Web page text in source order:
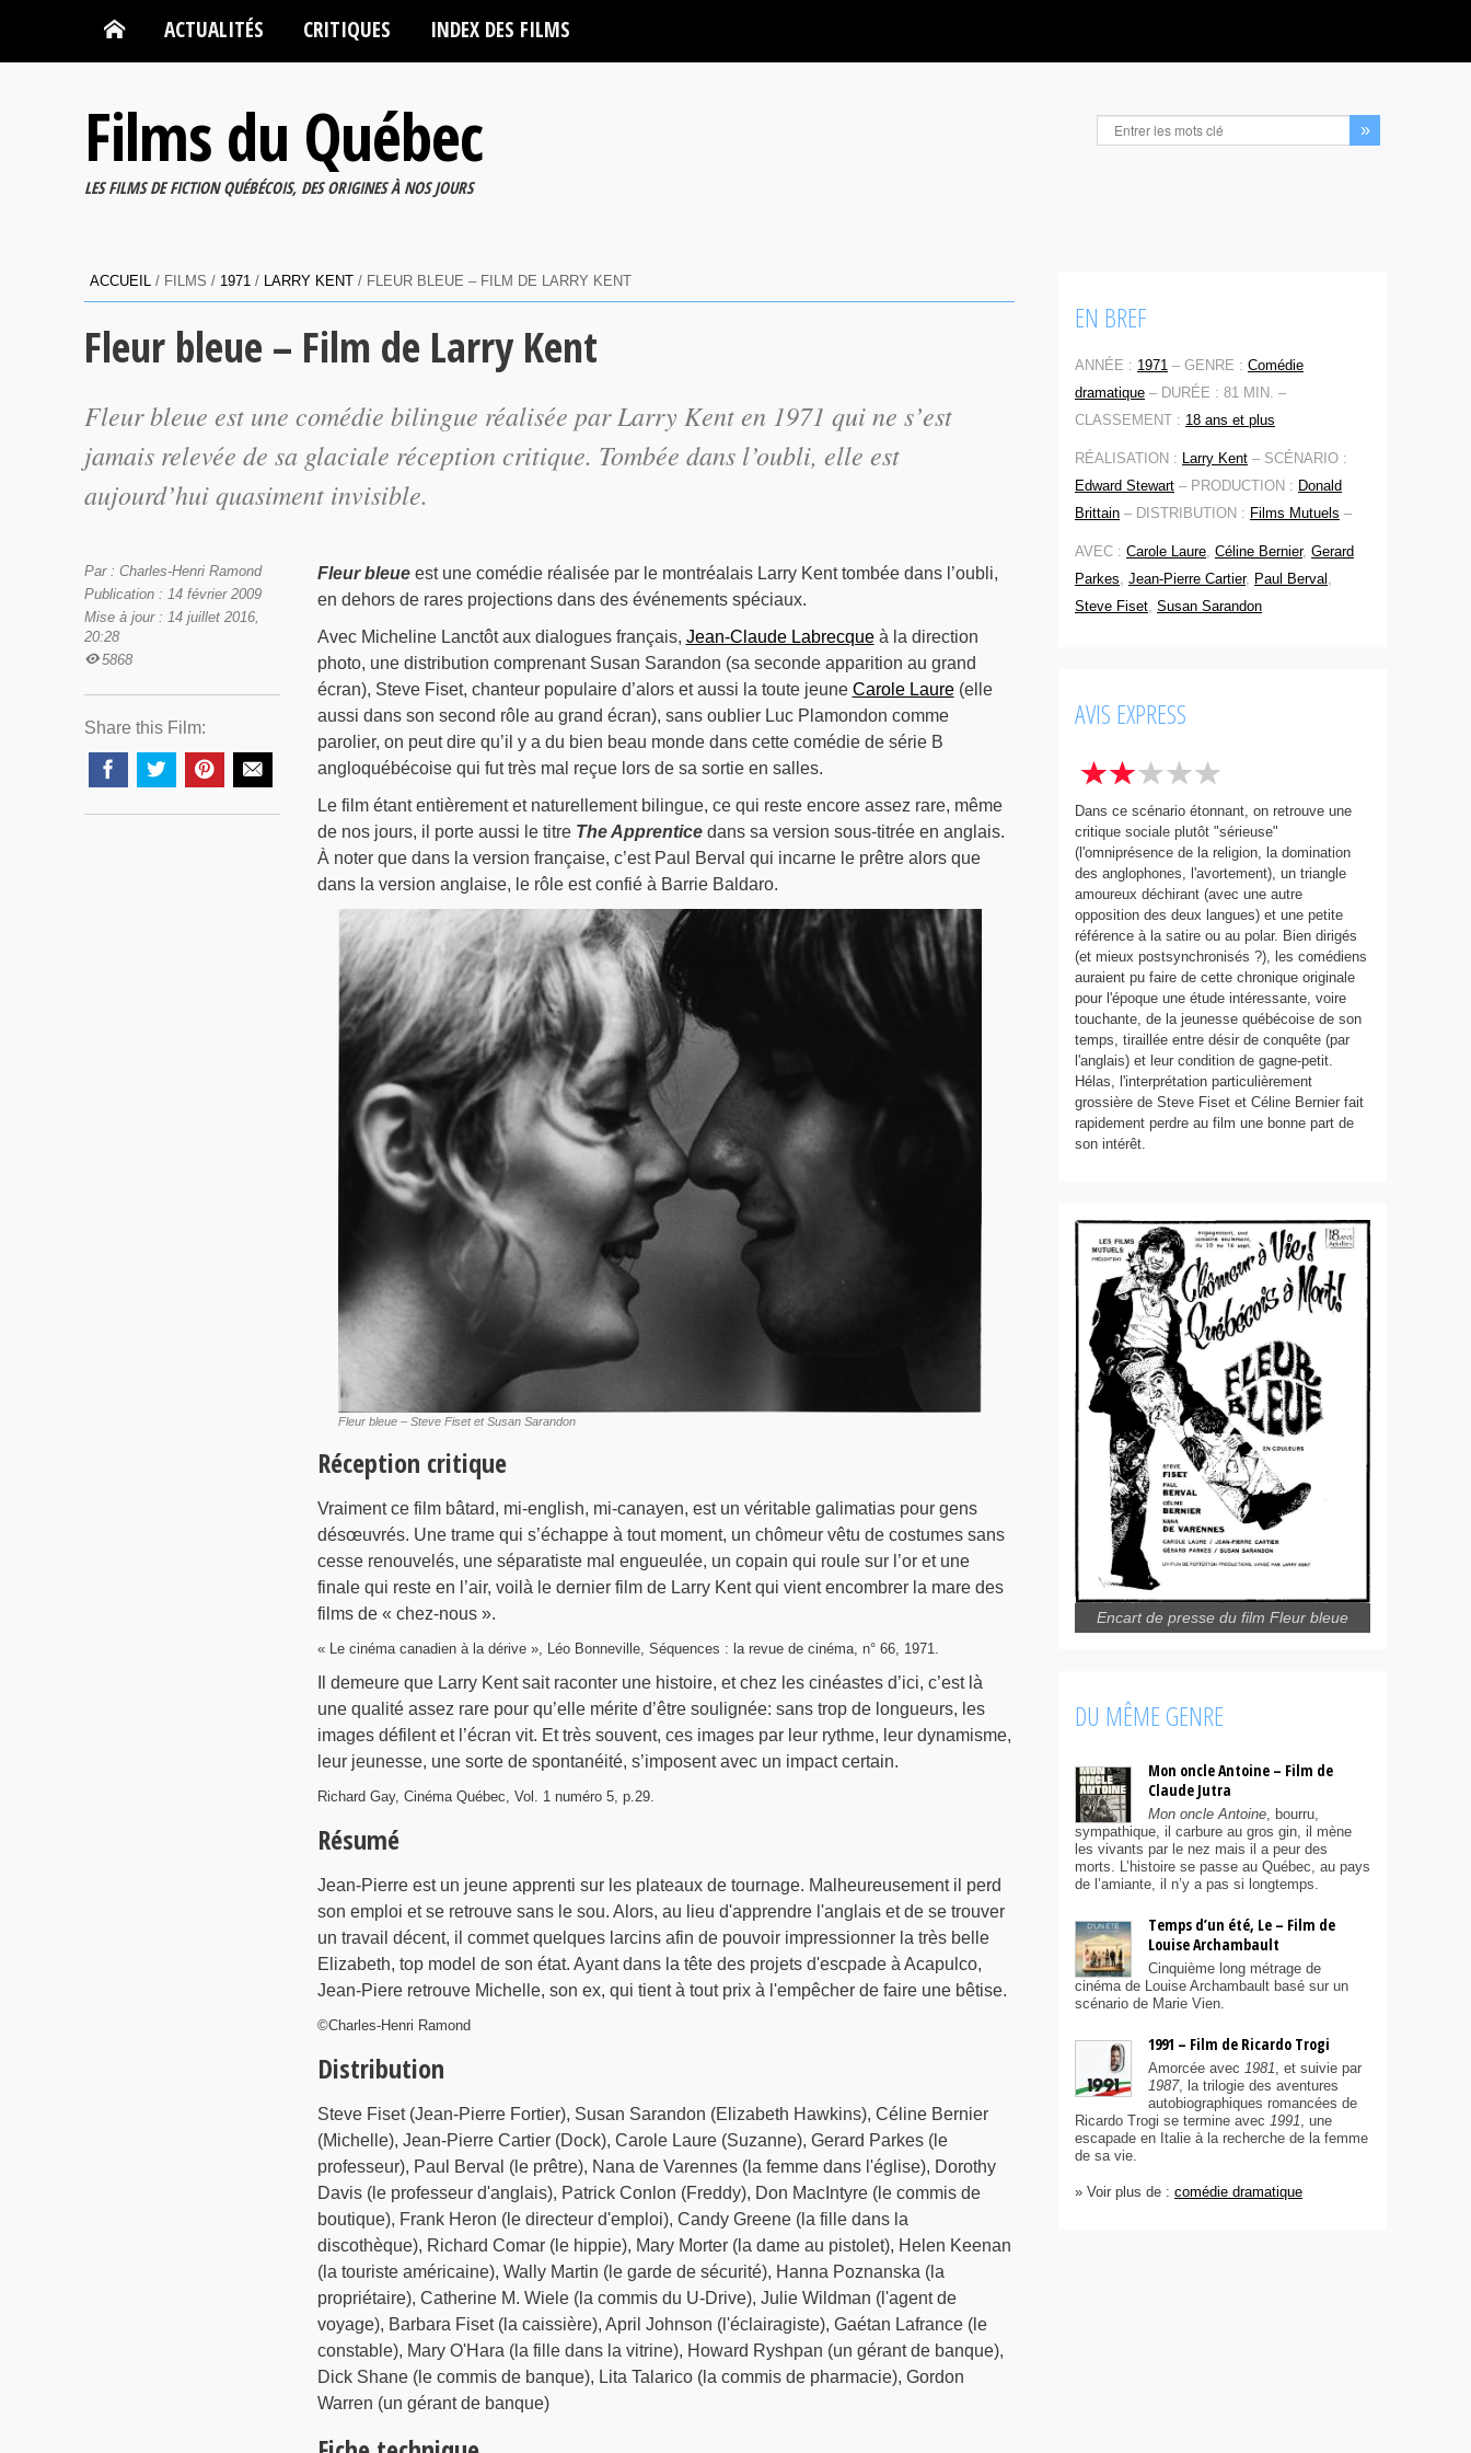
ACTUALITÉS CRITIQUES INDEX DES FILMS
Films du Québec
LES FILMS DE FICTION QUÉBÉCOIS, DES ORIGINES À NOS JOURS
ACCUEIL / FILMS / 1971 / LARRY KENT / FLEUR BLEUE – FILM DE LARRY KENT
Fleur bleue – Film de Larry Kent
Fleur bleue est une comédie bilingue réalisée par Larry Kent en 1971 qui ne s’est
jamais relevée de sa glaciale réception critique. Tombée dans l’oubli, elle est
aujourd’hui quasiment invisible.
Par : Charles-Henri Ramond
Publication : 14 février 2009
Mise à jour : 14 juillet 2016,
20:28
5868
Share this Film:
Fleur bleueest une comédie réalisée par le montréalais Larry Kent tombée dans l’oubli,
en dehors de rares projections dans des événements spéciaux.
Avec Micheline Lanctôt aux dialogues français, Jean-Claude Labrecqueà la direction
photo, une distribution comprenant Susan Sarandon (sa seconde apparition au grand
écran), Steve Fiset, chanteur populaire d’alors et aussi la toute jeune Carole Laure(elle
aussi dans son second rôle au grand écran), sans oublier Luc Plamondon comme
parolier, on peut dire qu’il y a du bien beau monde dans cette comédie de série B
angloquébécoise qui fut très mal reçue lors de sa sortie en salles.
Le film étant entièrement et naturellement bilingue, ce qui reste encore assez rare, même
de nos jours, il porte aussi le titre The Apprenticedans sa version sous-titrée en anglais.
À noter que dans la version française, c’est Paul Berval qui incarne le prêtre alors que
dans la version anglaise, le rôle est confié à Barrie Baldaro.
Fleur bleue – Steve Fiset et Susan Sarandon
Réception critique
Vraiment ce film bâtard, mi-english, mi-canayen, est un véritable galimatias pour gens
désœuvrés. Une trame qui s’échappe à tout moment, un chômeur vêtu de costumes sans
cesse renouvelés, une séparatiste mal engueulée, un copain qui roule sur l’or et une
finale qui reste en l’air, voilà le dernier film de Larry Kent qui vient encombrer la mare des
films de « chez-nous ».
« Le cinéma canadien à la dérive », Léo Bonneville, Séquences : la revue de cinéma, n° 66, 1971.
Il demeure que Larry Kent sait raconter une histoire, et chez les cinéastes d’ici, c’est là
une qualité assez rare pour qu’elle mérite d’être soulignée: sans trop de longueurs, les
images défilent et l’écran vit. Et très souvent, ces images par leur rythme, leur dynamisme,
leur jeunesse, une sorte de spontanéité, s’imposent avec un impact certain.
Richard Gay, Cinéma Québec, Vol. 1 numéro 5, p.29.
Résumé
Jean-Pierre est un jeune apprenti sur les plateaux de tournage. Malheureusement il perd
son emploi et se retrouve sans le sou. Alors, au lieu d'apprendre l'anglais et de se trouver
un travail décent, il commet quelques larcins afin de pouvoir impressionner la très belle
Elizabeth, top model de son état. Ayant dans la tête des projets d'escpade à Acapulco,
Jean-Piere retrouve Michelle, son ex, qui tient à tout prix à l'empêcher de faire une bêtise.
©Charles-Henri Ramond
Distribution
Steve Fiset (Jean-Pierre Fortier), Susan Sarandon (Elizabeth Hawkins), Céline Bernier
(Michelle), Jean-Pierre Cartier (Dock), Carole Laure (Suzanne), Gerard Parkes (le
professeur), Paul Berval (le prêtre), Nana de Varennes (la femme dans l'église), Dorothy
Davis (le professeur d'anglais), Patrick Conlon (Freddy), Don MacIntyre (le commis de
boutique), Frank Heron (le directeur d'emploi), Candy Greene (la fille dans la
discothèque), Richard Comar (le hippie), Mary Morter (la dame au pistolet), Helen Keenan
(la touriste américaine), Wally Martin (le garde de sécurité), Hanna Poznanska (la
propriétaire), Catherine M. Wiele (la commis du U-Drive), Julie Wildman (l'agent de
voyage), Barbara Fiset (la caissière), April Johnson (l'éclairagiste), Gaétan Lafrance (le
constable), Mary O'Hara (la fille dans la vitrine), Howard Ryshpan (un gérant de banque),
Dick Shane (le commis de banque), Lita Talarico (la commis de pharmacie), Gordon
Warren (un gérant de banque)
EN BREF
ANNÉE : 1971 – GENRE : Comédie
dramatique – DURÉE : 81 MIN. –
CLASSEMENT : 18 ans et plus
RÉALISATION : Larry Kent – SCÉNARIO :
Edward Stewart – PRODUCTION : Donald
Brittain – DISTRIBUTION : Films Mutuels –
AVEC : Carole Laure, Céline Bernier, Gerard
Parkes, Jean-Pierre Cartier, Paul Berval ,
Steve Fiset, Susan Sarandon
AVIS EXPRESS
Dans ce scénario étonnant, on retrouve une
critique sociale plutôt "sérieuse"
(l'omniprésence de la religion, la domination
des anglophones, l'avortement), un triangle
amoureux déchirant (avec une autre
opposition des deux langues) et une petite
référence à la satire ou au polar. Bien dirigés
(et mieux postsynchronisés ?), les comédiens
auraient pu faire de cette chronique originale
pour l'époque une étude intéressante, voire
touchante, de la jeunesse québécoise de son
temps, tiraillée entre désir de conquête (par
l'anglais) et leur condition de gagne-petit.
Hélas, l'interprétation particulièrement
grossière de Steve Fiset et Céline Bernier fait
rapidement perdre au film une bonne part de
son intérêt.
Encart de presse du film Fleur bleue
DU MÊME GENRE
Mon oncle Antoine – Film de
Claude Jutra
Mon oncle Antoine, bourru,
sympathique, il carbure au gros gin, il mène
les vivants par le nez mais il a peur des
morts. L’histoire se passe au Québec, au pays
de l’amiante, il n’y a pas si longtemps.
Temps d’un été, Le – Film de
Louise Archambault
Cinquième long métrage de
cinéma de Louise Archambault basé sur un
scénario de Marie Vien.
1991 – Film de Ricardo Trogi
Amorcée avec 1981, et suivie par
1987, la trilogie des aventures
autobiographiques romancées de
Ricardo Trogi se termine avec 1991, une
escapade en Italie à la recherche de la femme
de sa vie.
» Voir plus de : comédie dramatique